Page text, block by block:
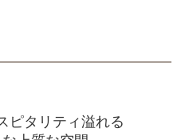
ピタリティ溢れる